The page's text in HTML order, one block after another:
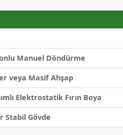
Manuel Döndürme
veya Masif Ahşap
Elektrostatik Fırın Boya
Stabil Gövde